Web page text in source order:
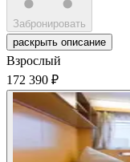
Забронировать
раскрыть описание
Взрослый
172 390 ₽